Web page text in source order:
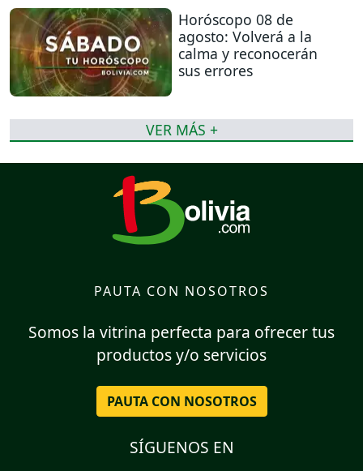
Horóscopo 08 de
agosto: Volverá a la
calma y reconocerán
sus errores
VER MÁS +
PAUTA CON NOSOTROS
Somos la vitrina perfecta para ofrecer tus
productos y/o servicios
PAUTA CON NOSOTROS
SÍGUENOS EN